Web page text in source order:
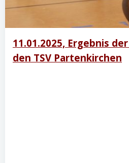
11.01.2025, Ergebnis
den TSV Partenkirchen